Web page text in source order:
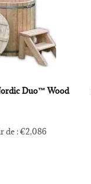
Duo™ Wood
de :€2,086